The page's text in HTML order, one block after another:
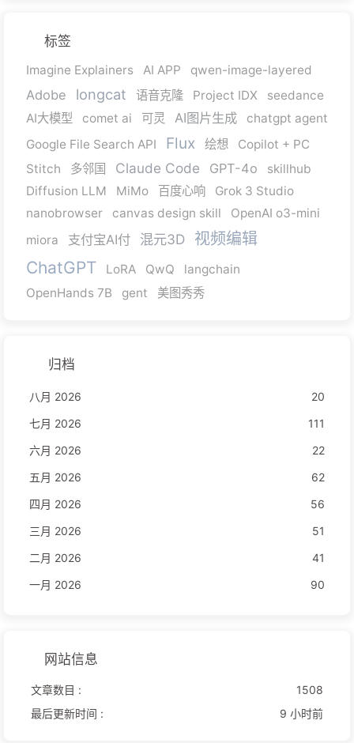
标签
Imagine Explainers AI APP qwen-image-layered
Adobe longcat 语音克隆 Project IDX
seedance
AI大模型
comet ai 可灵 AI图片生成
chatgpt agent
Google File Search API
Flux 绘想
Copilot + PC
Stitch
多邻国 Claude Code GPT-4o
skillhub
Diffusion LLM
MiMo 百度心响
Grok 3 Studio
nanobrowser
canvas design skill
OpenAI o3-mini
miora
支付宝AI付 混元3D 视频编辑
ChatGPT LoRA QwQ
langchain
OpenHands 7B
gent 美图秀秀
归档
八月 2026
20
七月 2026
111
六月 2026
22
五月 2026
62
四月 2026
56
三月 2026
51
二月 2026
41
一月 2026
90
网站信息
文章数目 :
1508
最后更新时间 :
9 小时前